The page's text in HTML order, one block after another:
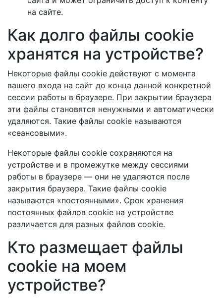
на сайте.
Как долго файлы cookie
хранятся на устройстве?
Некоторые файлы cookie действуют с момента
вашего входа на сайт до конца данной конкретной
сессии работы в браузере. При закрытии браузера
эти файлы становятся ненужными и автоматически
удаляются. Такие файлы cookie называются
«сеансовыми».
Некоторые файлы cookie сохраняются на
устройстве и в промежутке между сессиями
работы в браузере — они не удаляются после
закрытия браузера. Такие файлы cookie
называются «постоянными». Срок хранения
постоянных файлов cookie на устройстве
различается для разных файлов cookie.
Кто размещает файлы
cookie на моем
устройстве?